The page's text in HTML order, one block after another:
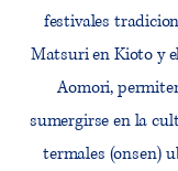
festivales
Matsuri en Kioto y
Aomori,
sumergirse en la
termales (onsen)